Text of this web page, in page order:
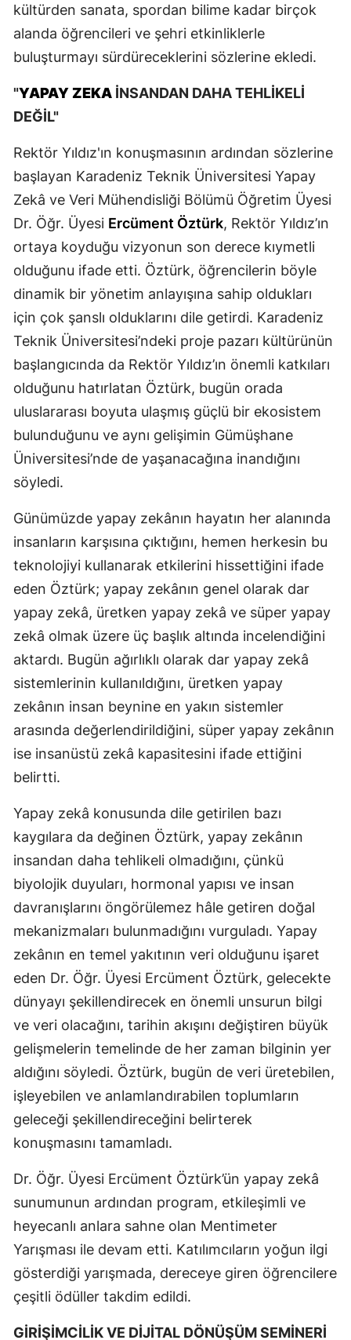
kültürden sanata, spordan bilime kadar birçok
alanda öğrencileri ve şehri etkinliklerle
buluşturmayı sürdüreceklerini sözlerine ekledi.
"YAPAY ZEKA İNSANDAN DAHA TEHLİKELİ
DEĞİL"
Rektör Yıldız'ın konuşmasının ardından sözlerine
başlayan Karadeniz Teknik Üniversitesi Yapay
Zekâ ve Veri Mühendisliği Bölümü Öğretim Üyesi
Dr. Öğr. Üyesi Ercüment Öztürk, Rektör Yıldız’ın
ortaya koyduğu vizyonun son derece kıymetli
olduğunu ifade etti. Öztürk, öğrencilerin böyle
dinamik bir yönetim anlayışına sahip oldukları
için çok şanslı olduklarını dile getirdi. Karadeniz
Teknik Üniversitesi’ndeki proje pazarı kültürünün
başlangıcında da Rektör Yıldız’ın önemli katkıları
olduğunu hatırlatan Öztürk, bugün orada
uluslararası boyuta ulaşmış güçlü bir ekosistem
bulunduğunu ve aynı gelişimin Gümüşhane
Üniversitesi’nde de yaşanacağına inandığını
söyledi.
Günümüzde yapay zekânın hayatın her alanında
insanların karşısına çıktığını, hemen herkesin bu
teknolojiyi kullanarak etkilerini hissettiğini ifade
eden Öztürk; yapay zekânın genel olarak dar
yapay zekâ, üretken yapay zekâ ve süper yapay
zekâ olmak üzere üç başlık altında incelendiğini
aktardı. Bugün ağırlıklı olarak dar yapay zekâ
sistemlerinin kullanıldığını, üretken yapay
zekânın insan beynine en yakın sistemler
arasında değerlendirildiğini, süper yapay zekânın
ise insanüstü zekâ kapasitesini ifade ettiğini
belirtti.
Yapay zekâ konusunda dile getirilen bazı
kaygılara da değinen Öztürk, yapay zekânın
insandan daha tehlikeli olmadığını, çünkü
biyolojik duyuları, hormonal yapısı ve insan
davranışlarını öngörülemez hâle getiren doğal
mekanizmaları bulunmadığını vurguladı. Yapay
zekânın en temel yakıtının veri olduğunu işaret
eden Dr. Öğr. Üyesi Ercüment Öztürk, gelecekte
dünyayı şekillendirecek en önemli unsurun bilgi
ve veri olacağını, tarihin akışını değiştiren büyük
gelişmelerin temelinde de her zaman bilginin yer
aldığını söyledi. Öztürk, bugün de veri üretebilen,
işleyebilen ve anlamlandırabilen toplumların
geleceği şekillendireceğini belirterek
konuşmasını tamamladı.
Dr. Öğr. Üyesi Ercüment Öztürk’ün yapay zekâ
sunumunun ardından program, etkileşimli ve
heyecanlı anlara sahne olan Mentimeter
Yarışması ile devam etti. Katılımcıların yoğun ilgi
gösterdiği yarışmada, dereceye giren öğrencilere
çeşitli ödüller takdim edildi.
GİRİŞİMCİLİK VE DİJİTAL DÖNÜŞÜM SEMİNERİ